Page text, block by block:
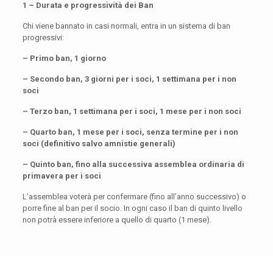
1 – Durata e progressività dei Ban
Chi viene bannato in casi normali, entra in un sistema di ban
progressivi:
– Primo ban, 1 giorno
– Secondo ban, 3 giorni per i soci, 1 settimana per i non
soci
– Terzo ban, 1 settimana per i soci, 1 mese per i non soci
– Quarto ban, 1 mese per i soci, senza termine per i non
soci (definitivo salvo amnistie generali)
– Quinto ban, fino alla successiva assemblea ordinaria di
primavera per i soci
L’assemblea voterà per confermare (fino all’anno successivo) o
porre fine al ban per il socio. In ogni caso il ban di quinto livello
non potrà essere inferiore a quello di quarto (1 mese).